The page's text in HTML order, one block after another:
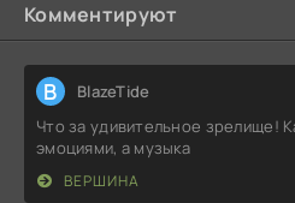
Комментируют
B BlazeTide
Что за удивительное зрелище!
эмоциями, а музыка
ВЕРШИНА